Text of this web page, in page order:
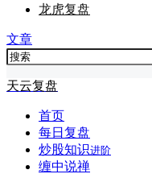
龙虎复盘
文章
天云复盘
首页
每日复盘
炒股知识进阶
缠中说禅